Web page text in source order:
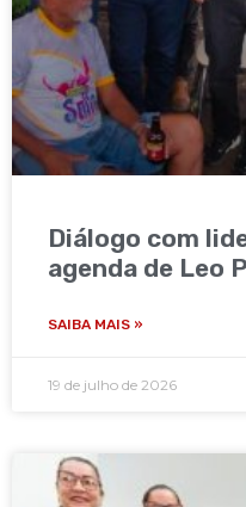
Diálogo com
agenda de Leo
SAIBA MAIS »
19 de julho de 2026